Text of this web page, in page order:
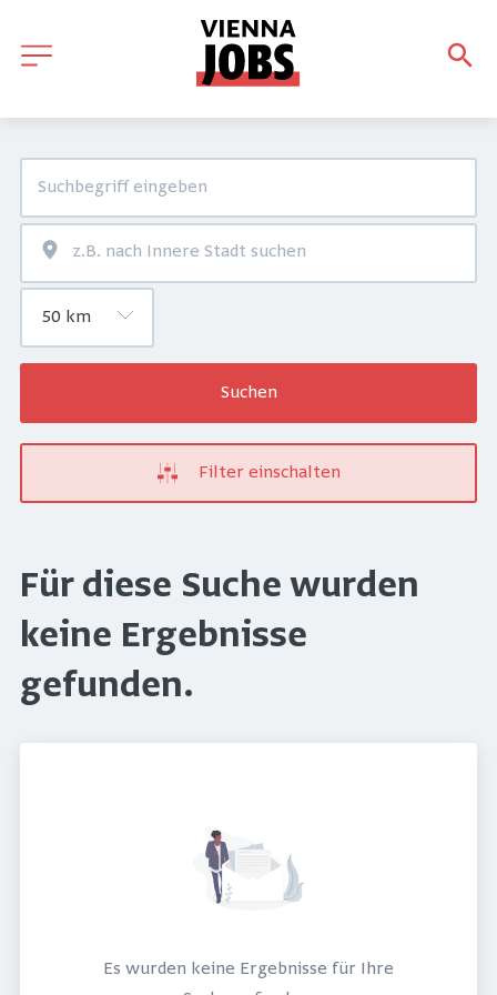
Suchen
Filter einschalten
Für diese Suche wurden
keine Ergebnisse
gefunden.
Es wurden keine Ergebnisse für Ihre